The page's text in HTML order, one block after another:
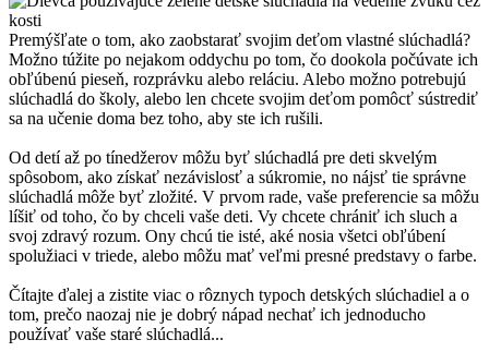
Premýšľate o tom, ako zaobstarať svojim deťom vlastné slúchadlá?
Možno túžite po nejakom oddychu po tom, čo dookola počúvate ich
obľúbenú pieseň, rozprávku alebo reláciu. Alebo možno potrebujú
slúchadlá do školy, alebo len chcete svojim deťom pomôcť sústrediť
sa na učenie doma bez toho, aby ste ich rušili.
Od detí až po tínedžerov môžu byť slúchadlá pre deti skvelým
spôsobom, ako získať nezávislosť a súkromie, no nájsť tie správne
slúchadlá môže byť zložité. V prvom rade, vaše preferencie sa môžu
líšiť od toho, čo by chceli vaše deti. Vy chcete chrániť ich sluch a
svoj zdravý rozum. Ony chcú tie isté, aké nosia všetci obľúbení
spolužiaci v triede, alebo môžu mať veľmi presné predstavy o farbe.
Čítajte ďalej a zistite viac o rôznych typoch detských slúchadiel a o
tom, prečo naozaj nie je dobrý nápad nechať ich jednoducho
používať vaše staré slúchadlá...